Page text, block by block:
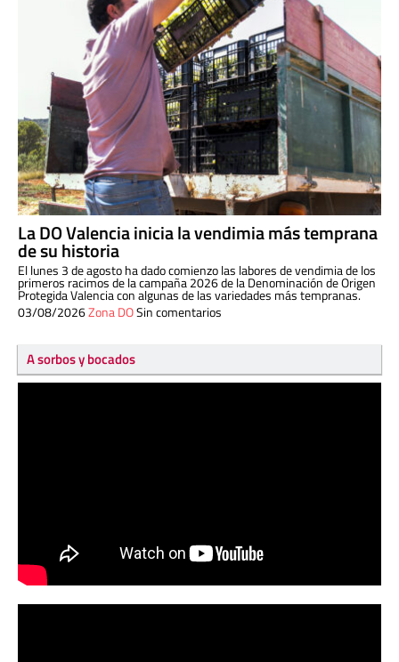
La DO Valencia inicia la vendimia más temprana
de su historia
El lunes 3 de agosto ha dado comienzo las labores de vendimia de los
primeros racimos de la campaña 2026 de la Denominación de Origen
Protegida Valencia con algunas de las variedades más tempranas.
03/08/2026Zona DOSin comentarios
A sorbos y bocados